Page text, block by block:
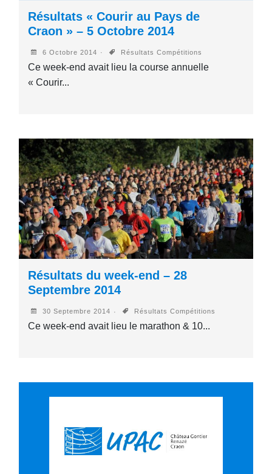
Résultats « Courir au Pays de
Craon » – 5 Octobre 2014
6 Octobre 2014 Résultats Compétitions
Ce week-end avait lieu la course annuelle
« Courir...
Résultats du week-end – 28
Septembre 2014
30 Septembre 2014 Résultats Compétitions
Ce week-end avait lieu le marathon & 10...